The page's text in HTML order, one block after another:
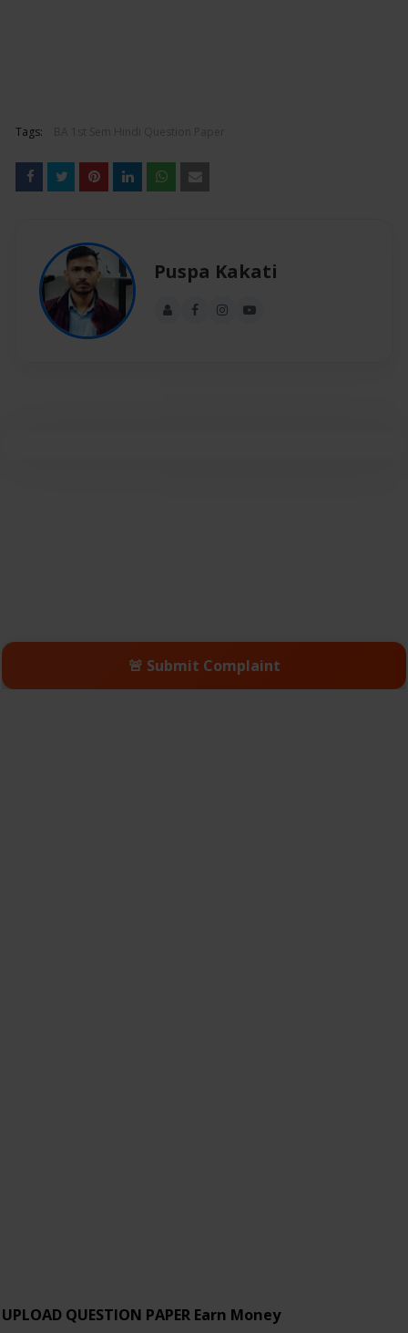
Tags:
Puspa Kakati
🚨 Submit Complaint
UPLOAD QUESTION PAPER Earn Money